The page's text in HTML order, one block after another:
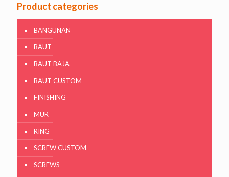
Product categories
BANGUNAN
BAUT
BAUT BAJA
BAUT CUSTOM
FINISHING
MUR
RING
SCREW CUSTOM
SCREWS